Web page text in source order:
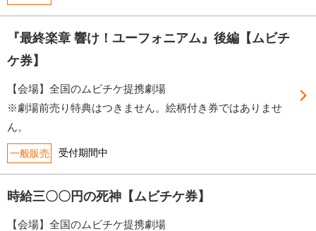
『最終楽章 響け！ユーフォニアム』後編【ムビチ
ケ券】
【会場】全国のムビチケ提携劇場
※劇場前売り特典はつきません。絵柄付き券ではありませ
ん。
一般販売 受付期間中
時給三〇〇円の死神【ムビチケ券】
【会場】全国のムビチケ提携劇場